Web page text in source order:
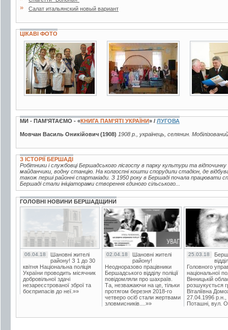
» Салат итальянский новый вариант
ЦІКАВІ ФОТО
7 фото 3 фото
МИ - ПАМ’ЯТАЄМО - «КНИГА ПАМ’ЯТІ УКРАЇНИ» / ЛУГОВА
Мовчан Василь Оникійович (1908) 1908 р., українець, селянин.
З ІСТОРІЇ БЕРШАДІ
Робітники і службовці Бершадського лісгоспу в парку культури та
майданчики, водну станцію. На колгоспні кошти спорудили стадіон, де
також перші районні спартакіади. З 1950 року в Бершаді почала працювати
Бершаді стали ініціаторами створення єдиного сільського...
ГОЛОВНІ НОВИНИ БЕРШАДЩИНИ
06.04.18
Шановні жителі
району! З 1 до 30
квітня Національна поліція
України проводить місячник
добровільної здачі
незареєстрованої зброї та
боєприпасів до неї.»»
02.04.18
Шановні жителі
району!
Неодноразово працівники
Бершадського відділу поліції
повідомляли про шахраїв.
Та, незважаючи на це, тільки
протягом березня 2018-го
четверо осіб стали жертвами
зловмисників....»»
25.03.18
Головного
національної
Вінницькій
розшукується
Віталіївна
27.04.1996 р.н.,
Поташні, вул.